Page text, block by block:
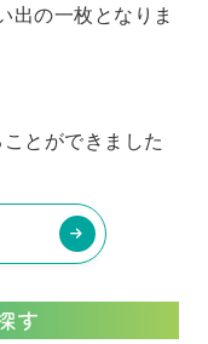
出の一枚となりま
とができました
す